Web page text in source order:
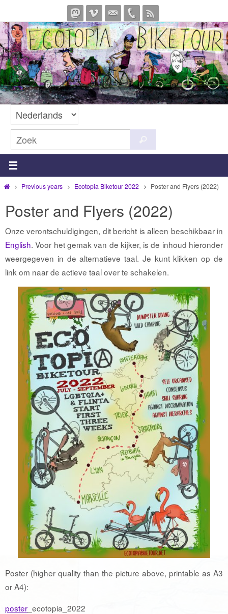
naar
de
inhoud
naar:
HomePrevious years Ecotopia Biketour 2022 Poster and Flyers (2022)
Poster and Flyers (2022)
Onze verontschuldigingen, dit bericht is alleen beschikbaar in
English. Voor het gemak van de kijker, is de inhoud hieronder
weergegeven in de alternatieve taal. Je kunt klikken op de
link om naar de actieve taal over te schakelen.
Poster (higher quality than the picture above, printable as A3
or A4):
poster _ecotopia_2022